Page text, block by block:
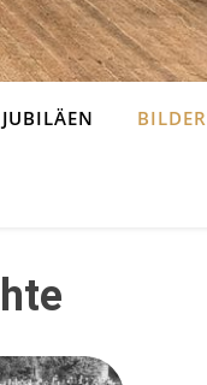
JUBILÄEN BILDER